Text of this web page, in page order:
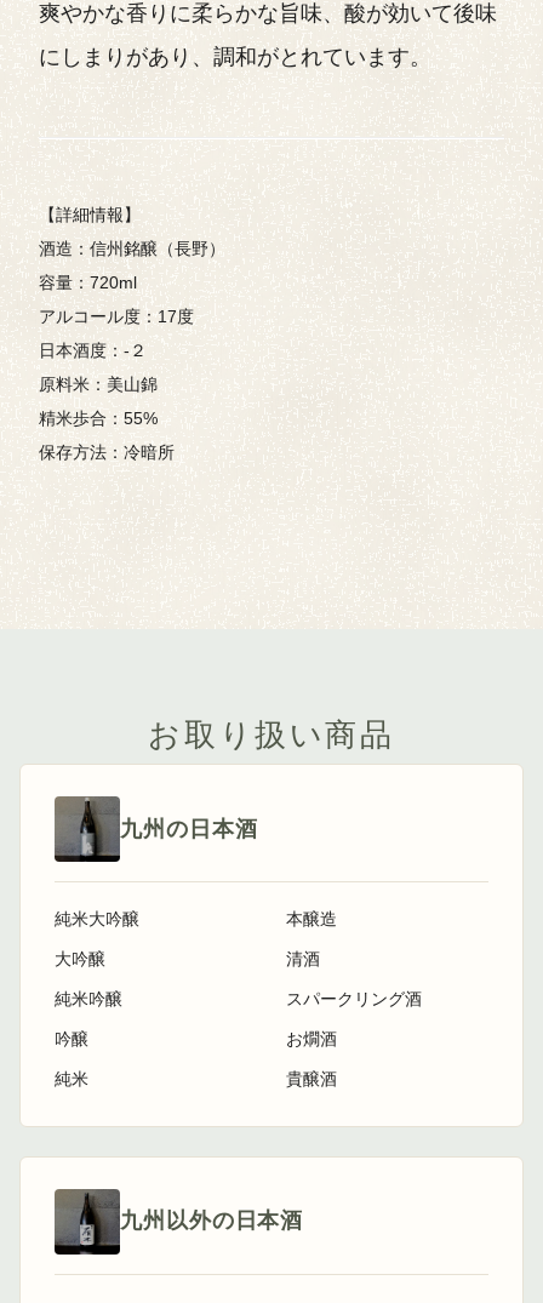
爽やかな香りに柔らかな旨味、酸が効いて後味
にしまりがあり、調和がとれています。
【詳細情報】
酒造：信州銘醸（長野）
容量：720ml
アルコール度：17度
日本酒度：-２
原料米：美山錦
精米歩合：55%
保存方法：冷暗所
お取り扱い商品
九州の日本酒
純米大吟醸
大吟醸
純米吟醸
吟醸
純米
本醸造
清酒
スパークリング酒
お燗酒
貴醸酒
九州以外の日本酒